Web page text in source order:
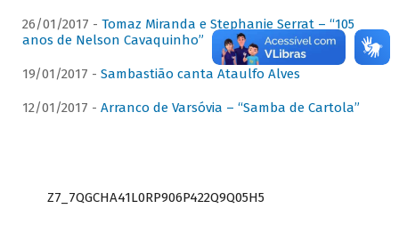
26/01/2017 - Tomaz Miranda e Stephanie Serrat – “105
anos de Nelson Cavaquinho”
19/01/2017 - Sambastião canta Ataulfo Alves
12/01/2017 - Arranco de Varsóvia – “Samba de Cartola”
Z7_7QGCHA41L0RP906P422Q9Q05H5